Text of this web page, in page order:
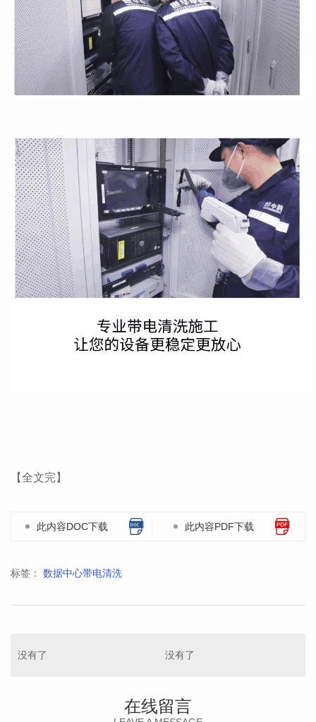
【全文完】
此内容DOC下载 此内容PDF下载
标签： 数据中心带电清洗
没有了 没有了
在线留言